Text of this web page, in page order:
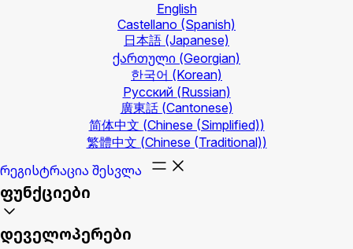
English
Castellano (Spanish)
日本語 (Japanese)
ქართული (Georgian)
한국어 (Korean)
Русский (Russian)
廣東話 (Cantonese)
简体中文 (Chinese (Simplified))
繁體中文 (Chinese (Traditional))
რეგისტრაცია შესვლა
ფუნქციები
დეველოპერები